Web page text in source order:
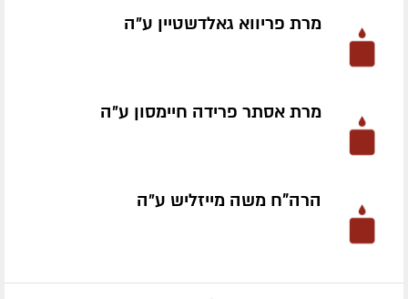
מרת פריווא גאלדשטיין ע״ה
מרת אסתר פרידה חיימסון ע״ה
הרה"ח משה מייזליש ע״ה